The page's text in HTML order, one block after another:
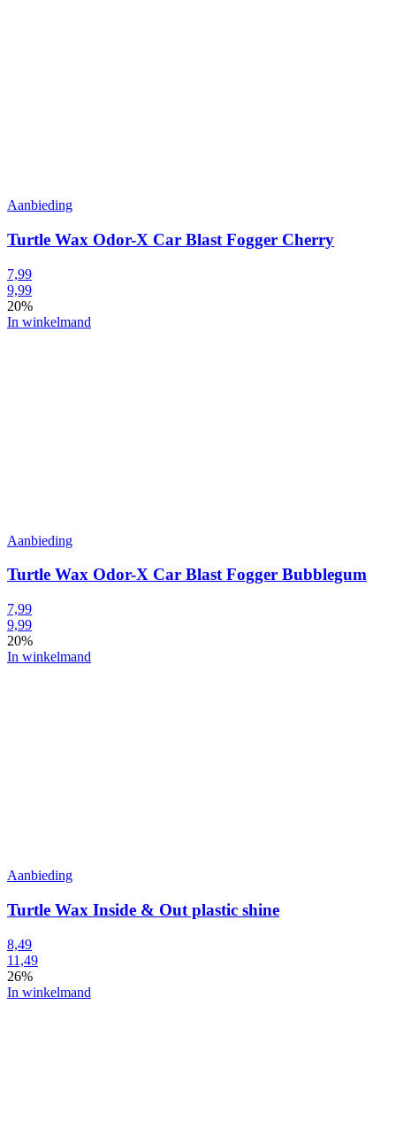
Aanbieding
Turtle Wax Odor-X Car Blast Fogger Cherry
7,99
9,99
20%
In winkelmand
Aanbieding
Turtle Wax Odor-X Car Blast Fogger Bubblegum
7,99
9,99
20%
In winkelmand
Aanbieding
Turtle Wax Inside & Out plastic shine
8,49
11,49
26%
In winkelmand